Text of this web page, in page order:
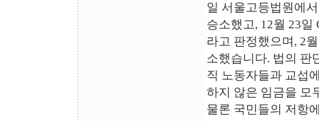
일 서울고등법원에
승소했고, 12월 23
라고 판정했으며, 2
소했습니다. 법의 판
직 노동자들과 교섭
하지 않은 임금을 모
물론 국민들의 저항